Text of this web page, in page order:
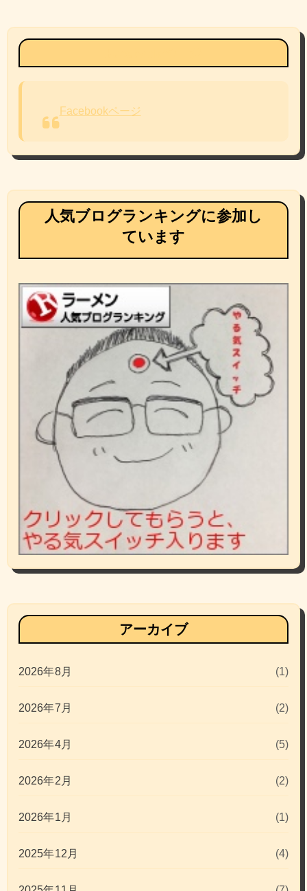
Facebookページ
人気ブログランキングに参加し
ています
アーカイブ
2026年8月 (1)
2026年7月 (2)
2026年4月 (5)
2026年2月 (2)
2026年1月 (1)
2025年12月 (4)